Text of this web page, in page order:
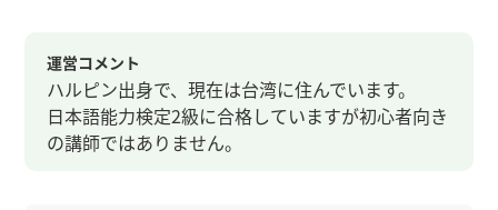
運営コメント
ハルピン出身で、現在は台湾に住んでいます。
日本語能力検定2級に合格していますが初心者向き
の講師ではありません。